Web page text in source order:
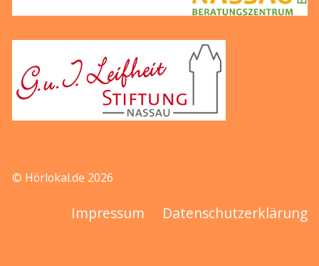
© Hörlokal.de 2026
Impressum Datenschutzerklärung